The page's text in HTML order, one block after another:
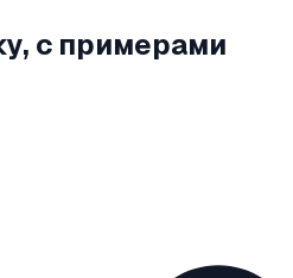
с примерами